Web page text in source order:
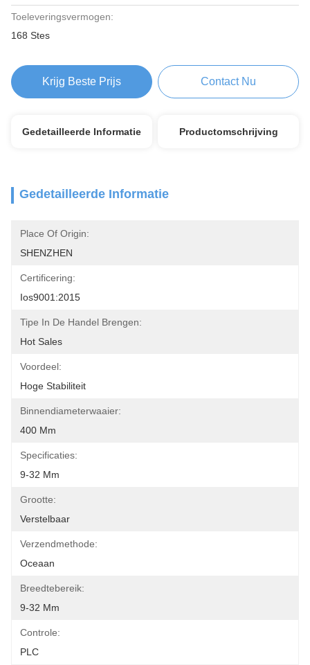
Toeleveringsvermogen:
168 Stes
Krijg Beste Prijs Contact Nu
Gedetailleerde Informatie Productomschrijving
Gedetailleerde Informatie
Place Of Origin:
SHENZHEN
Certificering:
Ios9001:2015
Tipe In De Handel Brengen:
Hot Sales
Voordeel:
Hoge Stabiliteit
Binnendiameterwaaier:
400 Mm
Specificaties:
9-32 Mm
Grootte:
Verstelbaar
Verzendmethode:
Oceaan
Breedtebereik:
9-32 Mm
Controle:
PLC